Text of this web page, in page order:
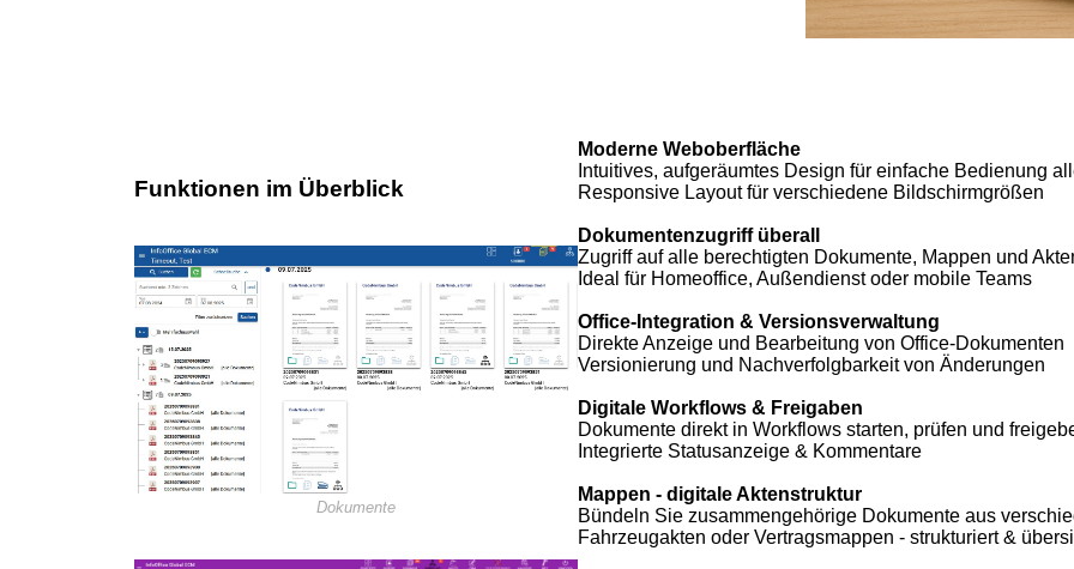
Funktionen im Überblick
Dokumente
Moderne Weboberfläche
Intuitives, aufgeräumtes Design für einfache Bedienung
Responsive Layout für verschiedene Bildschirmgrößen
Dokumentenzugriff überall
Zugriff auf alle berechtigten Dokumente, Mappen und
Ideal für Homeoffice, Außendienst oder mobile Teams
Office-Integration & Versionsverwaltung
Direkte Anzeige und Bearbeitung von Office-Dokumenten
Versionierung und Nachverfolgbarkeit von Änderungen
Digitale Workflows & Freigaben
Dokumente direkt in Workflows starten, prüfen und
Integrierte Statusanzeige & Kommentare
Mappen - digitale Aktenstruktur
Bündeln Sie zusammengehörige Dokumente aus
Fahrzeugakten oder Vertragsmappen - strukturiert &